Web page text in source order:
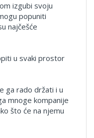
izgubi svoju
popuniti
najčešće
u svaki prostor
ga rado držati i u
mnoge kompanije
što će na njemu